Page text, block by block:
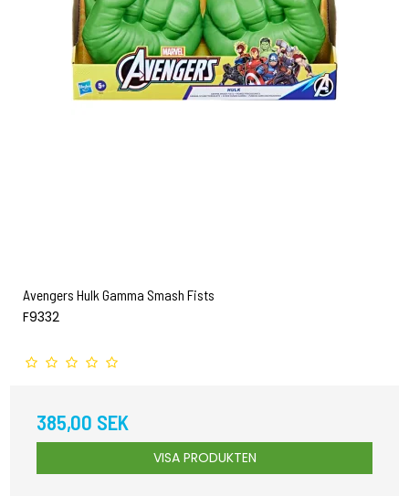
Avengers Hulk Gamma Smash Fists
F9332
385,00 SEK
VISA PRODUKTEN